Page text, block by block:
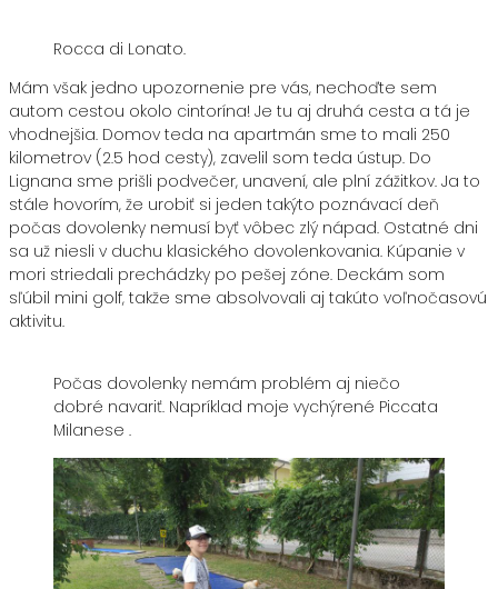
Rocca di Lonato.
Mám však jedno upozornenie pre vás, nechoďte sem
autom cestou okolo cintorína! Je tu aj druhá cesta a tá je
vhodnejšia. Domov teda na apartmán sme to mali 250
kilometrov (2.5 hod cesty), zavelil som teda ústup. Do
Lignana sme prišli podvečer, unavení, ale plní zážitkov. Ja to
stále hovorím, že urobiť si jeden takýto poznávací deň
počas dovolenky nemusí byť vôbec zlý nápad. Ostatné dni
sa už niesli v duchu klasického dovolenkovania. Kúpanie v
mori striedali prechádzky po pešej zóne. Deckám som
sľúbil mini golf, takže sme absolvovali aj takúto voľnočasovú
aktivitu.
Počas dovolenky nemám problém aj niečo
dobré navariť. Napríklad moje vychýrené Piccata
Milanese .